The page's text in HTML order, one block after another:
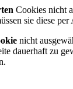
Cookies nicht
sie diese
nicht
dauerhaft zu